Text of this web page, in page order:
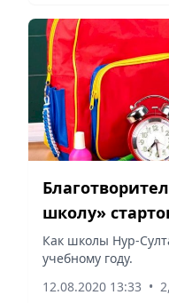
школу»
Как школы Нур-
учебному году.
12.08.2020 13:33 •